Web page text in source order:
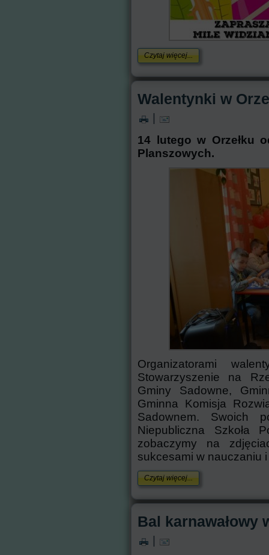
Czytaj więcej...
Walentynki w
14 lutego w Orzełku
Planszowych.
Organizatorami
Stowarzyszenie na
Gminy Sadowne,
Gminna Komisja
Sadownem. Swoich
Niepubliczna Szkoła
zobaczymy na
sukcesami w nauczaniu
Czytaj więcej...
Bal karnawałowy